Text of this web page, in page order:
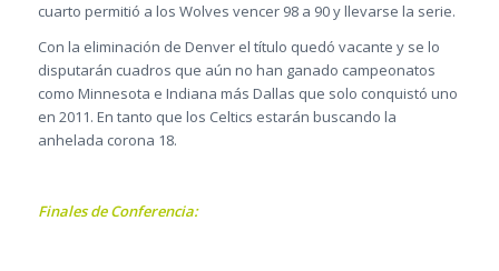
cuarto permitió a los Wolves vencer 98 a 90 y llevarse la serie.
Con la eliminación de Denver el título quedó vacante y se lo
disputarán cuadros que aún no han ganado campeonatos
como Minnesota e Indiana más Dallas que solo conquistó uno
en 2011. En tanto que los Celtics estarán buscando la
anhelada corona 18.
Finales de Conferencia: